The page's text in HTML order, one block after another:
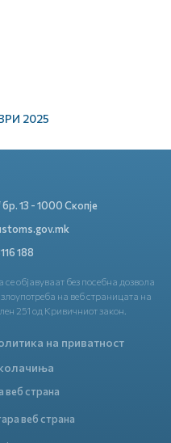
13 - 1000 Скопје
188
објавуваат без посебна дозвола
на веб страницата на
251 од Кривичниот закон.
на приватност
веб страна
веб страна
2025